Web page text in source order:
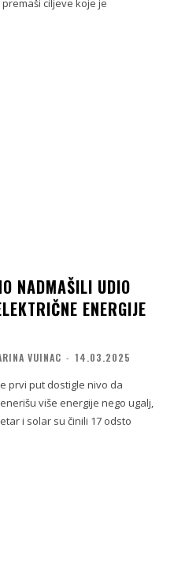
ciljeve koje je
NADMAŠILI UDIO
ENERGIJE
VUINAC - 14.03.2025
prvi put dostigle nivo da
više energije nego ugalj,
i solar su činili 17 odsto